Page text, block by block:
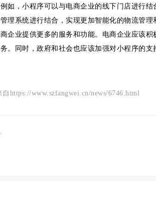
如，小程序可以与电商企业的线下门店进行结
理系统进行结合，实现更加智能化的物流管理
企业提供更多的服务和功能。电商企业应该积
。同时，政府和社会也应该加强对小程序的支
https://www.szfangwei.cn/news/6746.html